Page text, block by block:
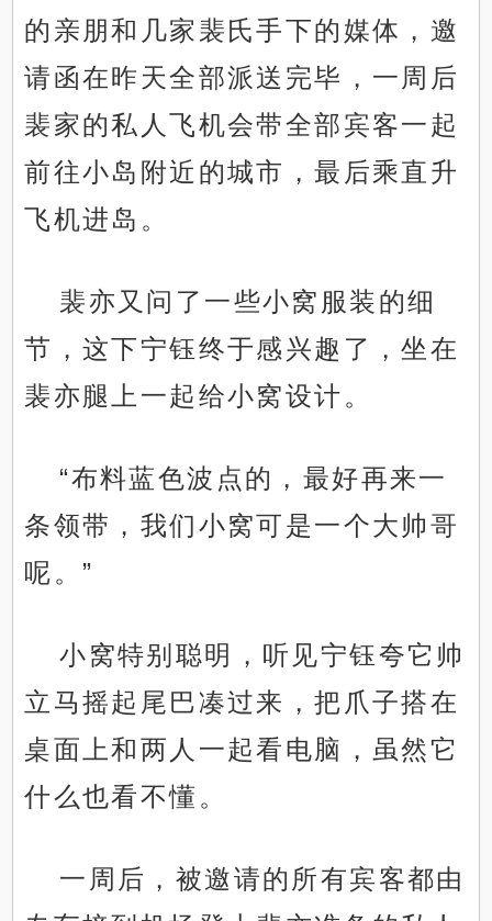
的亲朋和几家裴氏手下的媒体，邀
请函在昨天全部派送完毕，一周后
裴家的私人飞机会带全部宾客一起
前往小岛附近的城市，最后乘直升
飞机进岛。
裴亦又问了一些小窝服装的细
节，这下宁钰终于感兴趣了，坐在
裴亦腿上一起给小窝设计。
“布料蓝色波点的，最好再来一
条领带，我们小窝可是一个大帅哥
呢。”
小窝特别聪明，听见宁钰夸它帅
立马摇起尾巴凑过来，把爪子搭在
桌面上和两人一起看电脑，虽然它
什么也看不懂。
一周后，被邀请的所有宾客都由